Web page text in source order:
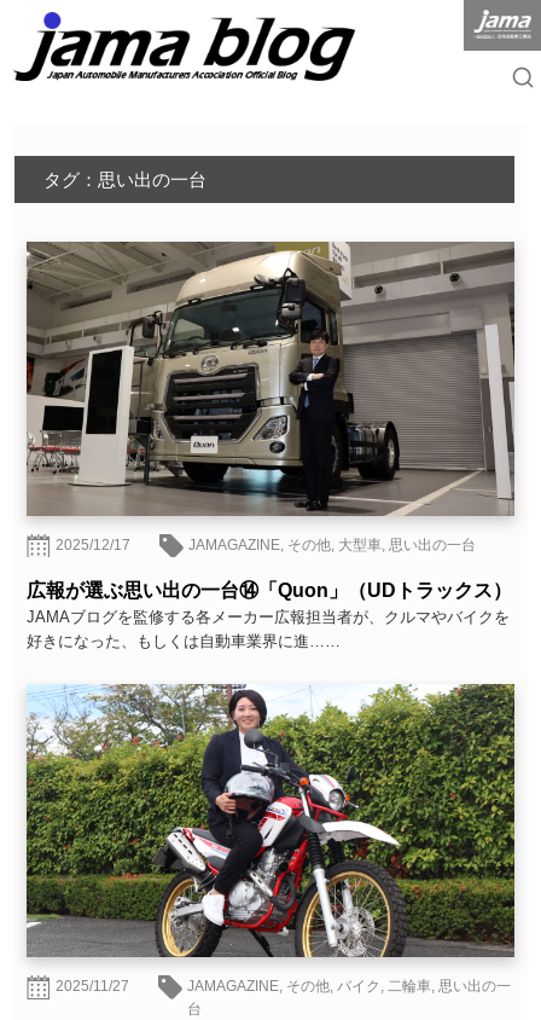
タグ：思い出の一台
2025/12/17 JAMAGAZINE その他 大型車 思い出の一台
広報が選ぶ思い出の一台⑭「Quon」（UDトラックス）
JAMAブログを監修する各メーカー広報担当者が、クルマやバイクを
好きになった、もしくは自動車業界に進……
2025/11/27 JAMAGAZINE, その他,バイク ,二輪車,思い出の一
台